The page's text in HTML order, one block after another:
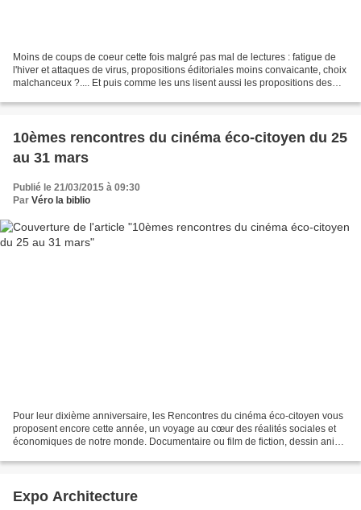
Moins de coups de coeur cette fois malgré pas mal de lectures : fatigue de
l'hiver et attaques de virus, propositions éditoriales moins convaicante, choix
malchanceux ?.... Et puis comme les uns lisent aussi les propositions des
10èmes rencontres du cinéma éco-citoyen du 25
au 31 mars
Publié le 21/03/2015 à 09:30
Par Véro la biblio
Pour leur dixième anniversaire, les Rencontres du cinéma éco-citoyen vous
proposent encore cette année, un voyage au cœur des réalités sociales et
économiques de notre monde. Documentaire ou film de fiction, dessin animé
Expo Architecture